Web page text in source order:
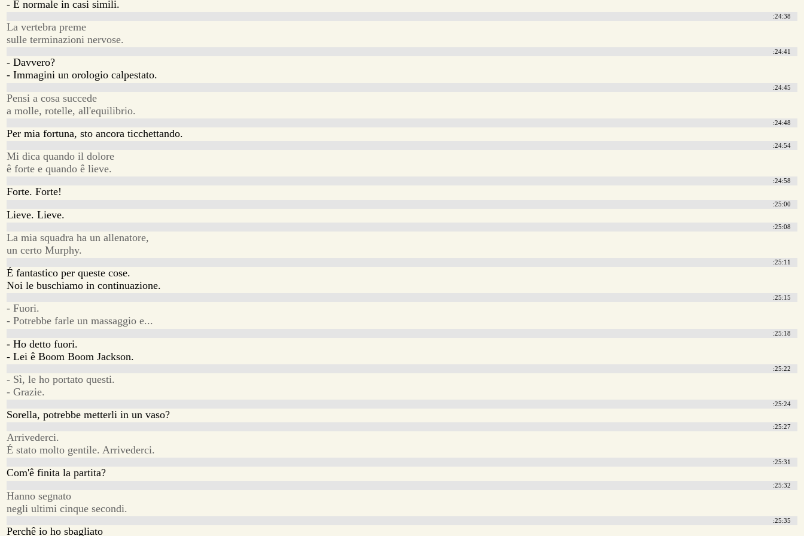
- É normale in casi simili.
:24:38
La vertebra preme
sulle terminazioni nervose.
:24:41
- Davvero?
- Immagini un orologio calpestato.
:24:45
Pensi a cosa succede
a molle, rotelle, all'equilibrio.
:24:48
Per mia fortuna, sto ancora ticchettando.
:24:54
Mi dica quando il dolore
ê forte e quando ê lieve.
:24:58
Forte. Forte!
:25:00
Lieve. Lieve.
:25:08
La mia squadra ha un allenatore,
un certo Murphy.
:25:11
É fantastico per queste cose.
Noi le buschiamo in continuazione.
:25:15
- Fuori.
- Potrebbe farle un massaggio e...
:25:18
- Ho detto fuori.
- Lei ê Boom Boom Jackson.
:25:22
- Sì, le ho portato questi.
- Grazie.
:25:24
Sorella, potrebbe metterli in un vaso?
:25:27
Arrivederci.
É stato molto gentile. Arrivederci.
:25:31
Com'ê finita la partita?
:25:32
Hanno segnato
negli ultimi cinque secondi.
:25:35
Perchê io ho sbagliato